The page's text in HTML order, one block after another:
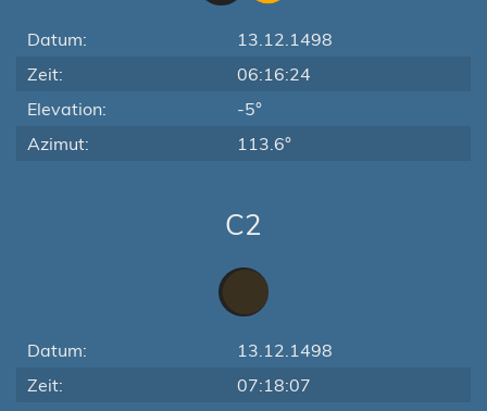
Datum:
13.12.1498
Zeit:
06:16:24
Elevation:
-5°
Azimut:
113.6°
C2
Datum:
13.12.1498
Zeit:
07:18:07